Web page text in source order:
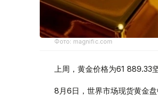
Фото: magnific.com
上周，黄金价格为61 889.33
8月6日，世界市场现货黄金